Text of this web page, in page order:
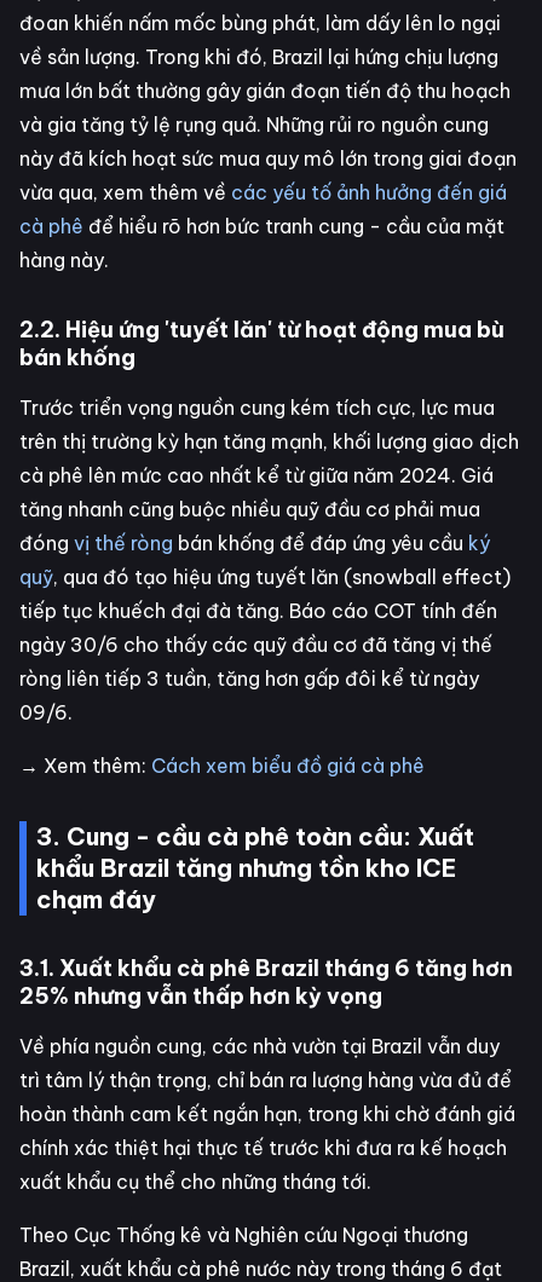
đoan khiến nấm mốc bùng phát, làm dấy lên lo ngại
về sản lượng. Trong khi đó, Brazil lại hứng chịu lượng
mưa lớn bất thường gây gián đoạn tiến độ thu hoạch
và gia tăng tỷ lệ rụng quả. Những rủi ro nguồn cung
này đã kích hoạt sức mua quy mô lớn trong giai đoạn
vừa qua, xem thêm về các yếu tố ảnh hưởng đến giá
cà phê để hiểu rõ hơn bức tranh cung - cầu của mặt
hàng này.
2.2. Hiệu ứng 'tuyết lăn' từ hoạt động mua bù
bán khống
Trước triển vọng nguồn cung kém tích cực, lực mua
trên thị trường kỳ hạn tăng mạnh, khối lượng giao dịch
cà phê lên mức cao nhất kể từ giữa năm 2024. Giá
tăng nhanh cũng buộc nhiều quỹ đầu cơ phải mua
đóng vị thế ròng bán khống để đáp ứng yêu cầu ký
quỹ, qua đó tạo hiệu ứng tuyết lăn (snowball effect)
tiếp tục khuếch đại đà tăng. Báo cáo COT tính đến
ngày 30/6 cho thấy các quỹ đầu cơ đã tăng vị thế
ròng liên tiếp 3 tuần, tăng hơn gấp đôi kể từ ngày
09/6.
→ Xem thêm: Cách xem biểu đồ giá cà phê
3. Cung - cầu cà phê toàn cầu: Xuất
khẩu Brazil tăng nhưng tồn kho ICE
chạm đáy
3.1. Xuất khẩu cà phê Brazil tháng 6 tăng hơn
25% nhưng vẫn thấp hơn kỳ vọng
Về phía nguồn cung, các nhà vườn tại Brazil vẫn duy
trì tâm lý thận trọng, chỉ bán ra lượng hàng vừa đủ để
hoàn thành cam kết ngắn hạn, trong khi chờ đánh giá
chính xác thiệt hại thực tế trước khi đưa ra kế hoạch
xuất khẩu cụ thể cho những tháng tới.
Theo Cục Thống kê và Nghiên cứu Ngoại thương
Brazil, xuất khẩu cà phê nước này trong tháng 6 đạt